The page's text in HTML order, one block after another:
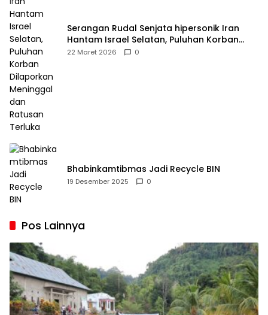
Serangan Rudal Senjata hipersonik Iran
Hantam Israel Selatan, Puluhan Korban
Dilaporkan Meninggal dan Ratusan Terluka
22 Maret 2026 0
Bhabinkamtibmas Jadi Recycle BIN
19 Desember 2025 0
Pos Lainnya